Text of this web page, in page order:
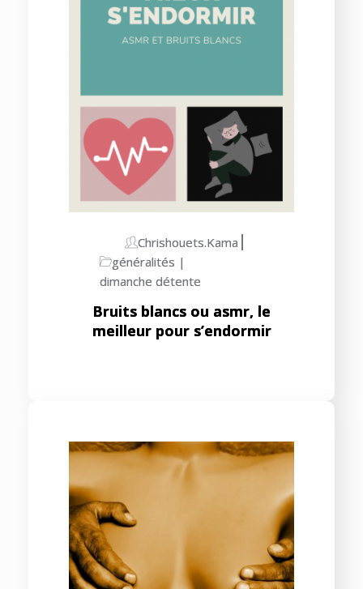
Chrishouets.kama
généralités
dimanche détente
Bruits blancs ou asmr, le
meilleur pour s’endormir